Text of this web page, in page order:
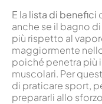
E la lista di benefici
anche se il bagno
più rispetto al
maggiormente
poiché penetra più
muscolari. Per
di praticare sport,
prepararli allo